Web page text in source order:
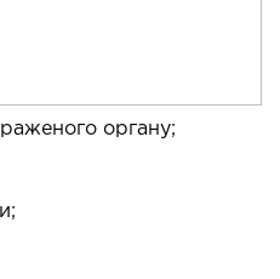
органу;